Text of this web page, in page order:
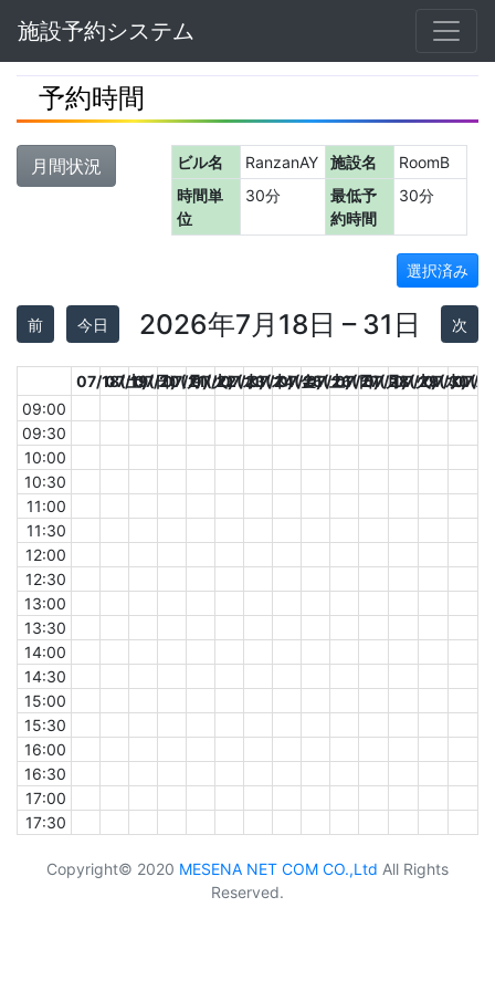
Navbar
施設予約システム
予約時間
月間状況 ビル名 RanzanAY 施設名
RoomB
時間単
位
30分
最低予
約時間
30分
選択済み
前 今日 2026年7月18日 – 31日 次
07/18(土)
07/19(日)
07/20(月)
07/21(火)
07/22(水)
07/23(木)
07/24(金)
07/25(土)
07/26(日)
07/27(月)
07/28(火)
07/29(水)
07/30(
07/
09:00
09:30
10:00
10:30
11:00
11:30
12:00
12:30
13:00
13:30
14:00
14:30
15:00
15:30
16:00
16:30
17:00
17:30
Copyright© 2020 MESENA NET COM CO.,Ltd All Rights
Reserved.